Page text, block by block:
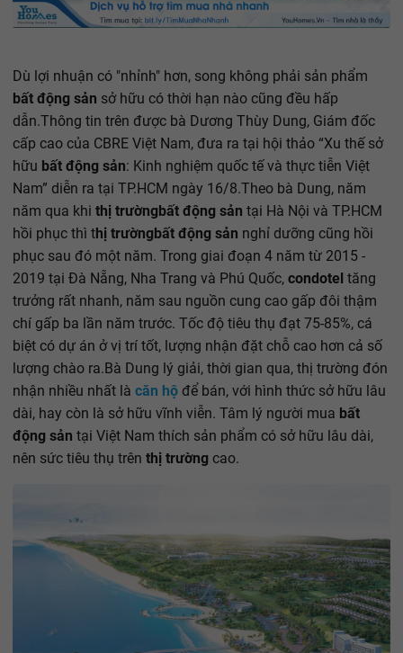
Dù lợi nhuận có "nhỉnh" hơn, song không phải sản phẩm
bất động sản sở hữu có thời hạn nào cũng đều hấp
dẫn.Thông tin trên được bà Dương Thùy Dung, Giám đốc
cấp cao của CBRE Việt Nam, đưa ra tại hội thảo “Xu thế sở
hữu bất động sản: Kinh nghiệm quốc tế và thực tiễn Việt
Nam” diễn ra tại TP.HCM ngày 16/8.Theo bà Dung, năm
năm qua khi thị trườngbất động sản tại Hà Nội và TP.HCM
hồi phục thì thị trườngbất động sản nghỉ dưỡng cũng hồi
phục sau đó một năm. Trong giai đoạn 4 năm từ 2015 -
2019 tại Đà Nẵng, Nha Trang và Phú Quốc, condotel tăng
trưởng rất nhanh, năm sau nguồn cung cao gấp đôi thậm
chí gấp ba lần năm trước. Tốc độ tiêu thụ đạt 75-85%, cá
biệt có dự án ở vị trí tốt, lượng nhận đặt chỗ cao hơn cả số
lượng chào ra.Bà Dung lý giải, thời gian qua, thị trường đón
nhận nhiều nhất là căn hộ để bán, với hình thức sở hữu lâu
dài, hay còn là sở hữu vĩnh viễn. Tâm lý người mua bất
động sản tại Việt Nam thích sản phẩm có sở hữu lâu dài,
nên sức tiêu thụ trên thị trường cao.